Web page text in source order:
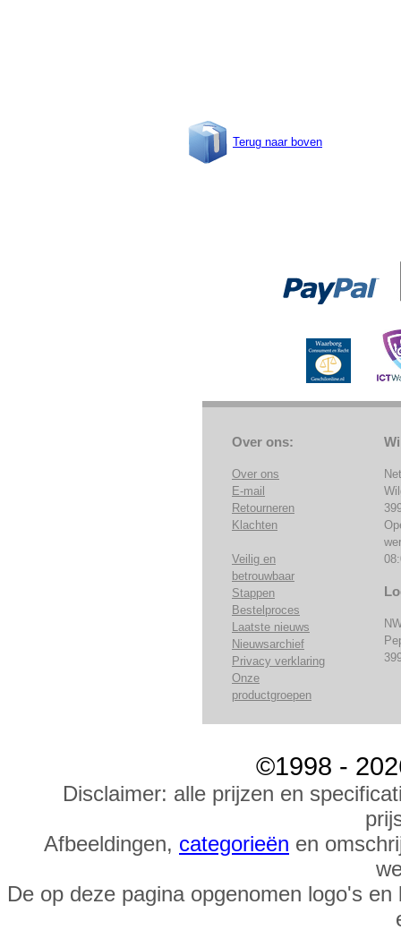
Terug naar boven
Over ons:
Over ons
E-mail
Retourneren
Klachten
Veilig en
betrouwbaar
Stappen
Bestelproces
Laatste nieuws
Nieuwsarchief
Privacy verklaring
Onze
productgroepen
©1998 -
Disclaimer: alle prijzen en
Afbeeldingen, categorieën en
De op deze pagina opgenomen logo's